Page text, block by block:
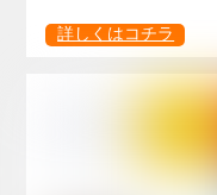
詳しくはコチラ